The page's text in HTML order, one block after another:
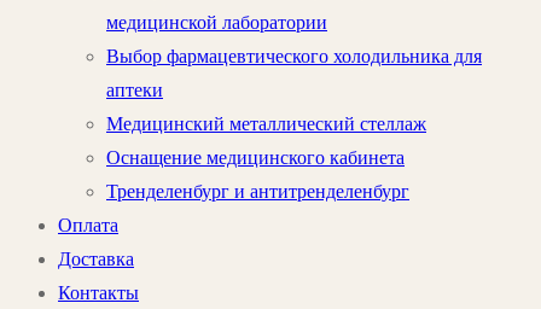
медицинской лаборатории
Выбор фармацевтического холодильника для
аптеки
Медицинский металлический стеллаж
Оснащение медицинского кабинета
Тренделенбург и антитренделенбург
Оплата
Доставка
Контакты